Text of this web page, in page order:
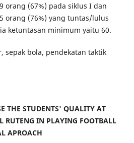
orang (67%) pada siklus I dan
orang (76%) yang tuntas/lulus
ketuntasan minimum yaitu 60.
sepak bola, pendekatan taktik
THE STUDENTS' QUALITY AT
RUTENG IN PLAYING FOOTBALL
APROACH